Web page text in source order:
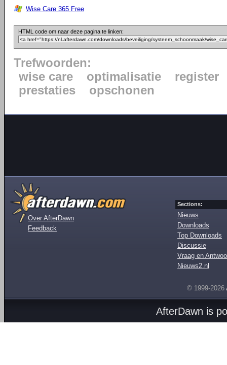
Wise Care 365 Free
HTML code om naar deze pagina te linken:
Trefwoorden:
wise care
optimalisatie
register
prestaties
opschonen
Over AfterDawn
Feedback
Sections:
Nieuws
Downloads
Top Downloads
Discussie
Vraag en
Nieuws2.nl
© 1999-2026
AfterDawn is